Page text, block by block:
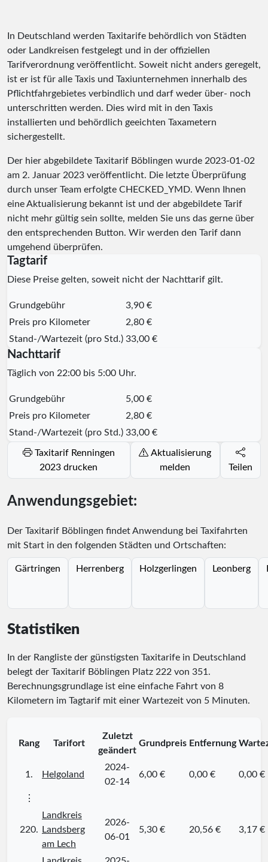
In Deutschland werden Taxitarife behördlich von Städten
oder Landkreisen festgelegt und in der offiziellen
Tarifverordnung veröffentlicht. Soweit nicht anders geregelt,
ist er ist für alle Taxis und Taxiunternehmen innerhalb des
Pflichtfahrgebietes verbindlich und darf weder über- noch
unterschritten werden. Dies wird mit in den Taxis
installierten und behördlich geeichten Taxametern
sichergestellt.
Der hier abgebildete Taxitarif Böblingen wurde 2023-01-02
am 2. Januar 2023 veröffentlicht. Die letzte Überprüfung
durch unser Team erfolgte CHECKED_YMD. Wenn Ihnen
eine Aktualisierung bekannt ist und der abgebildete Tarif
nicht mehr gültig sein sollte, melden Sie uns das gerne über
den entsprechenden Button. Wir werden den Tarif dann
umgehend überprüfen.
Tagtarif
Diese Preise gelten, soweit nicht der Nachttarif gilt.
Grundgebühr
3,90 €
Preis pro Kilometer
2,80 €
Stand-/Wartezeit (pro Std.) 33,00 €
Nachttarif
Täglich von 22:00 bis 5:00 Uhr.
Grundgebühr
5,00 €
Preis pro Kilometer
2,80 €
Stand-/Wartezeit (pro Std.) 33,00 €
Taxitarif Renningen
2023 drucken
Aktualisierung
melden
Teilen
Anwendungsgebiet:
Der Taxitarif Böblingen findet Anwendung bei Taxifahrten
mit Start in den folgenden Städten und Ortschaften:
Gärtringen Herrenberg Holzgerlingen Leonberg
Statistiken
In der Rangliste der günstigsten Taxitarife in Deutschland
belegt der Taxitarif Böblingen Platz 222 von 351.
Berechnungsgrundlage ist eine einfache Fahrt von 8
Kilometern im Tagtarif mit einer Wartezeit von 5 Minuten.
Rang Tarifort
Zuletzt
geändert
Grundpreis Entfernung
1. Helgoland
2024-
02-14
6,00 € 0,00 € 0,00 €
⋮
220.
Landkreis
Landsberg
am Lech
2026-
06-01
5,30 € 20,56 € 3,17 €